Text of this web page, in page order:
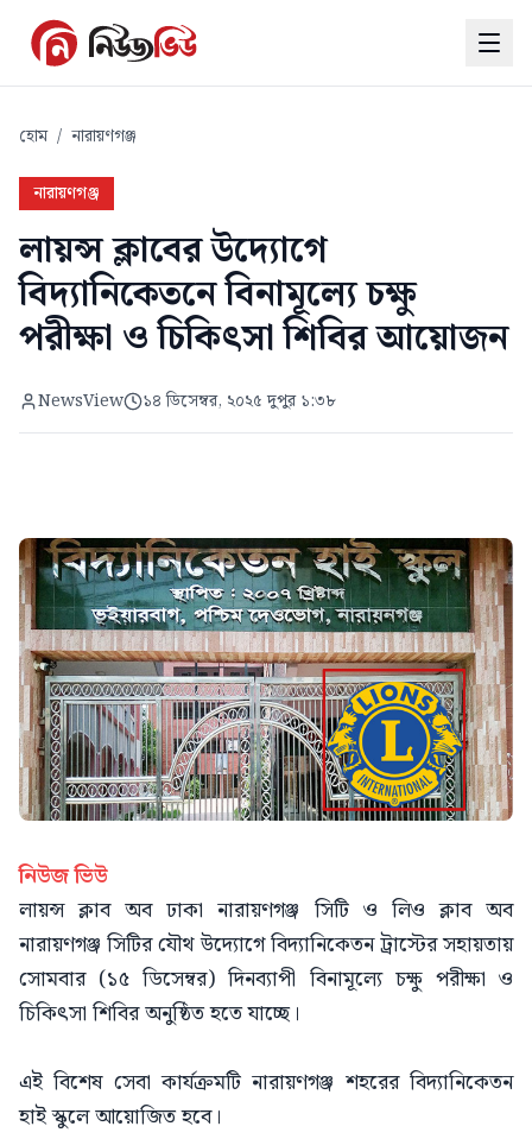
হোম / নারায়ণগঞ্জ
নারায়ণগঞ্জ
লায়ন্স ক্লাবের উদ্যোগে
বিদ্যানিকেতনে বিনামূল্যে চক্ষু
পরীক্ষা ও চিকিৎসা শিবির আয়োজন
NewsView ১৪ ডিসেম্বর, ২০২৫ দুপুর ১:৩৮
নিউজ ভিউ
লায়ন্স ক্লাব অব ঢাকা নারায়ণগঞ্জ সিটি ও লিও ক্লাব অব
নারায়ণগঞ্জ সিটির যৌথ উদ্যোগে বিদ্যানিকেতন ট্রাস্টের সহায়তায়
সোমবার (১৫ ডিসেম্বর) দিনব্যাপী বিনামূল্যে চক্ষু পরীক্ষা ও
চিকিৎসা শিবির অনুষ্ঠিত হতে যাচ্ছে।
এই বিশেষ সেবা কার্যক্রমটি নারায়ণগঞ্জ শহরের বিদ্যানিকেতন
হাই স্কুলে আয়োজিত হবে।